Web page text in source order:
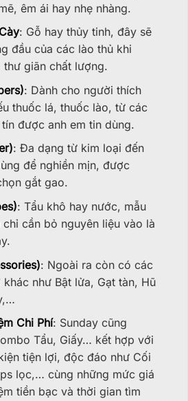
êm ái hay nhẹ nhàng.
: Gỗ hay thủy tinh, đây sẽ
đầu của các lào thủ khi
thư giãn chất lượng.
: Dành cho người thích
thuốc lá, thuốc lào, từ các
được anh em tin dùng.
: Đa dạng từ kim loại đến
để nghiền mịn, được
gắt gao.
: Tẩu khô hay nước, mẫu
cần bỏ nguyên liệu vào là
: Ngoài ra còn có các
như Bật lửa, Gạt tàn, Hũ
Chi Phí: Sunday cũng
Tẩu, Giấy… kết hợp với
tiện lợi, độc đáo như Cối
lọc,… cùng những mức giá
tiền bạc và thời gian tìm